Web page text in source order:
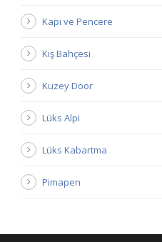
Kapı ve Pencere
Kış Bahçesi
Kuzey Door
Lüks Alpi
Lüks Kabartma
Pimapen